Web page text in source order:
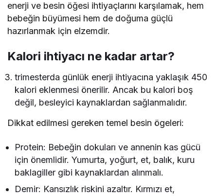
enerji ve besin öğesi ihtiyaçlarını karşılamak, hem
bebeğin büyümesi hem de doğuma güçlü
hazırlanmak için elzemdir.
Kalori ihtiyacı ne kadar artar?
trimesterda günlük enerji ihtiyacına yaklaşık 450
kalori eklenmesi önerilir. Ancak bu kalori boş
değil, besleyici kaynaklardan sağlanmalıdır.
Dikkat edilmesi gereken temel besin ögeleri:
Protein: Bebeğin dokuları ve annenin kas gücü
için önemlidir. Yumurta, yoğurt, et, balık, kuru
baklagiller gibi kaynaklardan alınmalı.
Demir: Kansızlık riskini azaltır. Kırmızı et,